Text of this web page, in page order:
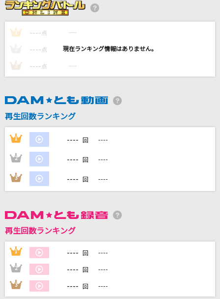
もっと見る
DAMの新曲・ランキングなど
DAMに会員登録・ログインして
カラオケをもっと楽しもう！
自宅でカラオケ歌い放題！
1 ---- 点 ----
---- 点 ----
3 ---- 点 ----
再生回数ランキング
1 ---- 回 ----
2 ---- 回 ----
3 ---- 回 ----
再生回数ランキング
1 ---- 回 ----
2 ---- 回 ----
3 ---- 回 ----